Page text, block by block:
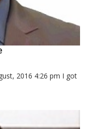
2016 4:26 pm I got